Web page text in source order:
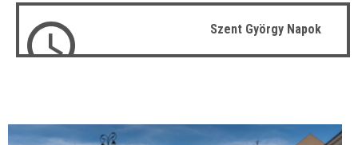
Szent György Napok